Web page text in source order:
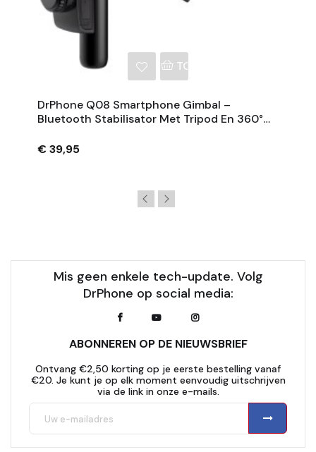
TOEVOEGEN AAN
DrPhone Q08 Smartphone Gimbal –
Bluetooth Stabilisator Met Tripod En 360°
€ 39,95
Mis geen enkele tech-update. Volg
DrPhone op social media:
ABONNEREN OP DE NIEUWSBRIEF
Ontvang €2,50 korting op je eerste bestelling vanaf
€20. Je kunt je op elk moment eenvoudig uitschrijven
via de link in onze e-mails.